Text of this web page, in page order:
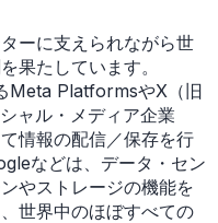
ーに支えられながら世
果たしています。
Meta PlatformsやX（旧
ャル・メディア企業
情報の配信／保存を行
などは、データ・セン
やストレージの機能を
世界中のほぼすべての